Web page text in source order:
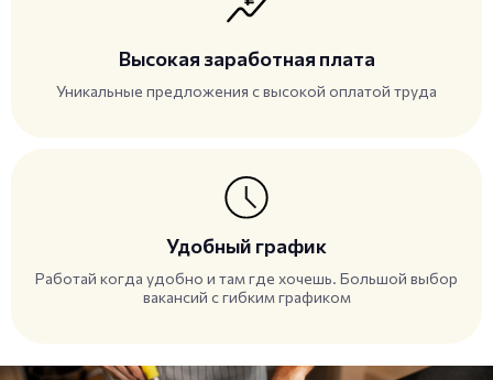
Высокая заработная плата
Уникальные предложения с высокой оплатой труда
Удобный график
Работай когда удобно и там где хочешь. Большой выбор
вакансий с гибким графиком